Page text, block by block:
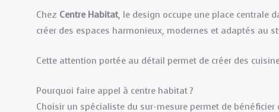
Chez Centre Habitat, le design occupe une place centrale
créer des espaces harmonieux, modernes et adaptés au
Cette attention portée au détail permet de créer des
Pourquoi faire appel à centre habitat ?
Choisir un spécialiste du sur-mesure permet de